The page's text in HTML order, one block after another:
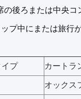
の後ろまたは中央
ップ中にまたは旅行
プ カートラ
オックス